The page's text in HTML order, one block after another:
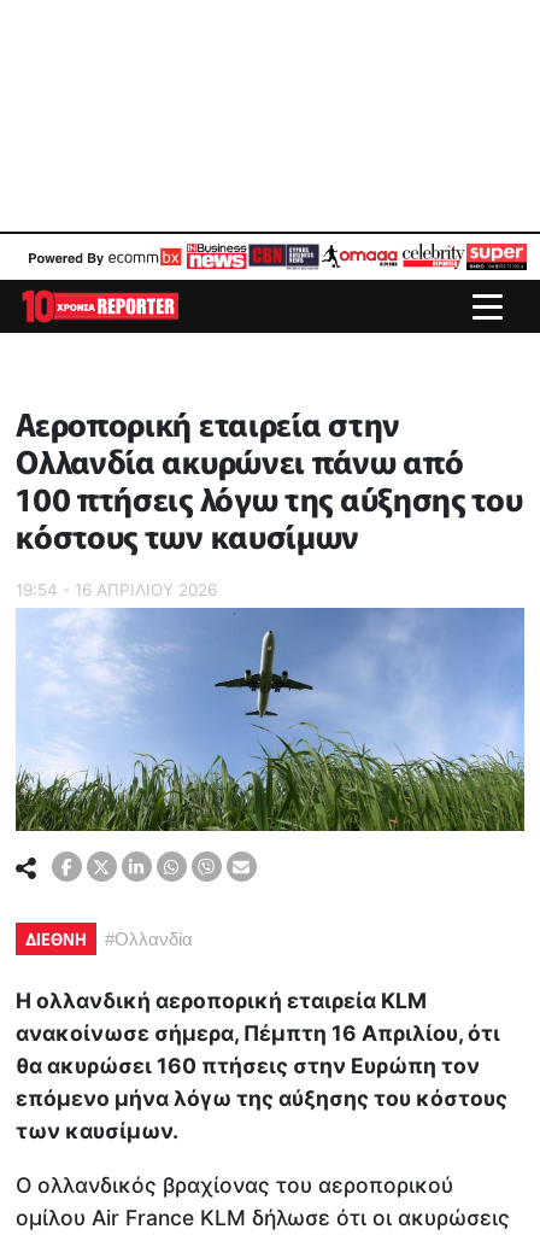
Αεροπορική εταιρεία στην
Ολλανδία ακυρώνει πάνω από
100 πτήσεις λόγω της αύξησης του
κόστους των καυσίμων
19:54 - 16 ΑΠΡΙΛΙΟΥ 2026
ΔΙΕΘΝΗ #Ολλανδία
Η ολλανδική αεροπορική εταιρεία KLM
ανακοίνωσε σήμερα, Πέμπτη 16 Απριλίου, ότι
θα ακυρώσει 160 πτήσεις στην Ευρώπη τον
επόμενο μήνα λόγω της αύξησης του κόστους
των καυσίμων.
Ο ολλανδικός βραχίονας του αεροπορικού
ομίλου Air France KLM δήλωσε ότι οι ακυρώσεις